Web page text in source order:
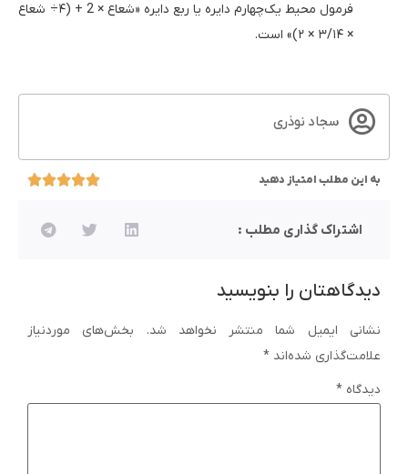
فرمول محیط یک‌چهارم دایره یا ربع دایره «شعاع × 2 + (۴÷ شعاع
× ۳/۱۴ × ۲)» است.
سجاد نوذری
به این مطلب امتیاز دهید
اشتراک گذاری مطلب :
دیدگاهتان را بنویسید
نشانی ایمیل شما منتشر نخواهد شد.
بخش‌های موردنیاز
علامت‌گذاری شده‌اند *
دیدگاه *